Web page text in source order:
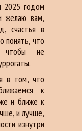
2025 годом
желаю вам,
счастья в
понять, что
чтобы не
в том, что
к
и ближе к
и лучше,
изнутри